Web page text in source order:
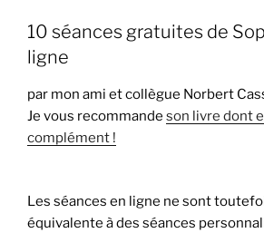
10 séances gratuites de
ligne
par mon ami et collègue Norbert
Je vous recommande son livre dont
complément !
Les séances en ligne ne sont
équivalente à des séances